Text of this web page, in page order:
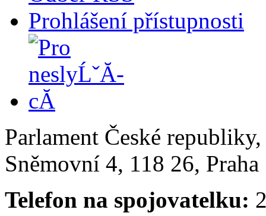
Prohlášení přístupnosti
Parlament České
Sněmovní 4, 118 26,
Telefon na spojovatelku: